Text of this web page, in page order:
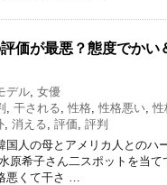
価が最悪？態度でかい
デル 女優
干される 性格 性格悪い 性
消える 評価 評判
国人の母とアメリカ人とのハ
原希子さん二スポットを当
悪くて干さ …